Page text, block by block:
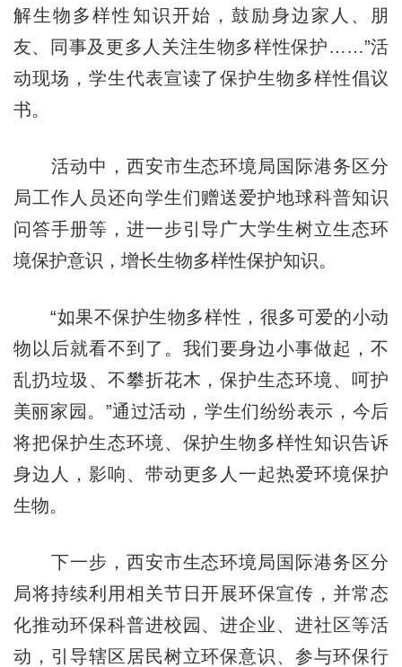
解生物多样性知识开始，鼓励身边家人、朋
友、同事及更多人关注生物多样性保护……”活
动现场，学生代表宣读了保护生物多样性倡议
书。
活动中，西安市生态环境局国际港务区分
局工作人员还向学生们赠送爱护地球科普知识
问答手册等，进一步引导广大学生树立生态环
境保护意识，增长生物多样性保护知识。
“如果不保护生物多样性，很多可爱的小动
物以后就看不到了。我们要身边小事做起，不
乱扔垃圾、不攀折花木，保护生态环境、呵护
美丽家园。”通过活动，学生们纷纷表示，今后
将把保护生态环境、保护生物多样性知识告诉
身边人，影响、带动更多人一起热爱环境保护
生物。
下一步，西安市生态环境局国际港务区分
局将持续利用相关节日开展环保宣传，并常态
化推动环保科普进校园、进企业、进社区等活
动，引导辖区居民树立环保意识、参与环保行